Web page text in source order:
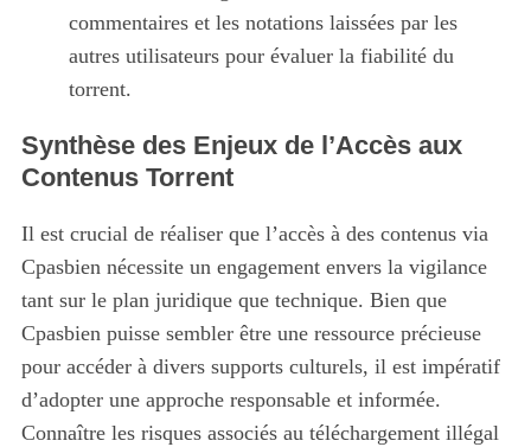
commentaires et les notations laissées par les
autres utilisateurs pour évaluer la fiabilité du
torrent.
Synthèse des Enjeux de l’Accès aux
Contenus Torrent
Il est crucial de réaliser que l’accès à des contenus via
Cpasbien nécessite un engagement envers la vigilance
tant sur le plan juridique que technique. Bien que
Cpasbien puisse sembler être une ressource précieuse
pour accéder à divers supports culturels, il est impératif
d’adopter une approche responsable et informée.
Connaître les risques associés au téléchargement illégal